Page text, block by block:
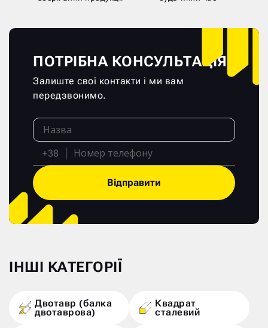
ПОТРІБНА КОНСУЛЬТАЦІЯ?
Залиште свої контакти і ми вам
передзвонимо.
+38
Відправити
ІНШІ КАТЕГОРІЇ
Двотавр (балка
двотаврова)
Квадрат
сталевий